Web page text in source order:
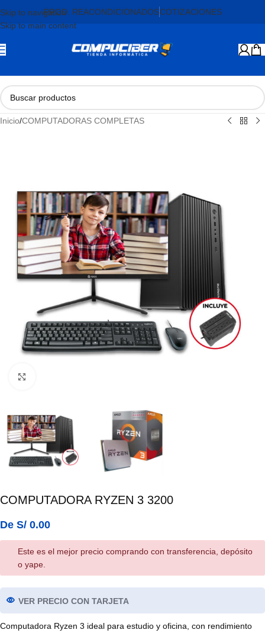
Skip to navigation
Skip to main content
PROD. REACONDICIONADOSCOTIZACIONES
Inicio/COMPUTADORAS COMPLETAS
COMPUTADORA RYZEN 3 3200
De S/ 0.00
Este es el mejor precio comprando con transferencia, depósito
o yape.
VER PRECIO CON TARJETA
Computadora Ryzen 3 ideal para estudio y oficina, con rendimiento